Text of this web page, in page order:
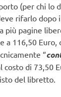
(per chi lo
rifarlo dopo
più pagine
a 116,50
“
costo di 73,50
del libretto.